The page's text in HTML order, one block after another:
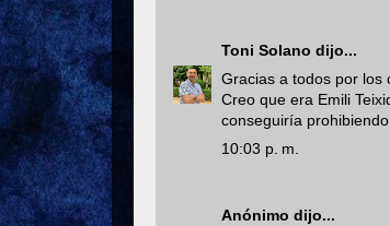
Toni Solano dijo...
Gracias a todos por los
Creo que era Emili
conseguiría
10:03 p. m.
Anónimo dijo...